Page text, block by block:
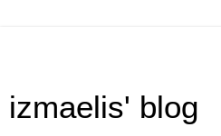
izmaelis' blog